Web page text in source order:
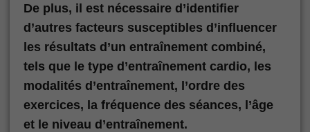
De plus, il est nécessaire d’identifier
d’autres facteurs susceptibles d’influencer
les résultats d’un entraînement combiné,
tels que le type d’entraînement cardio, les
modalités d’entraînement, l’ordre des
exercices, la fréquence des séances, l’âge
et le niveau d’entraînement.